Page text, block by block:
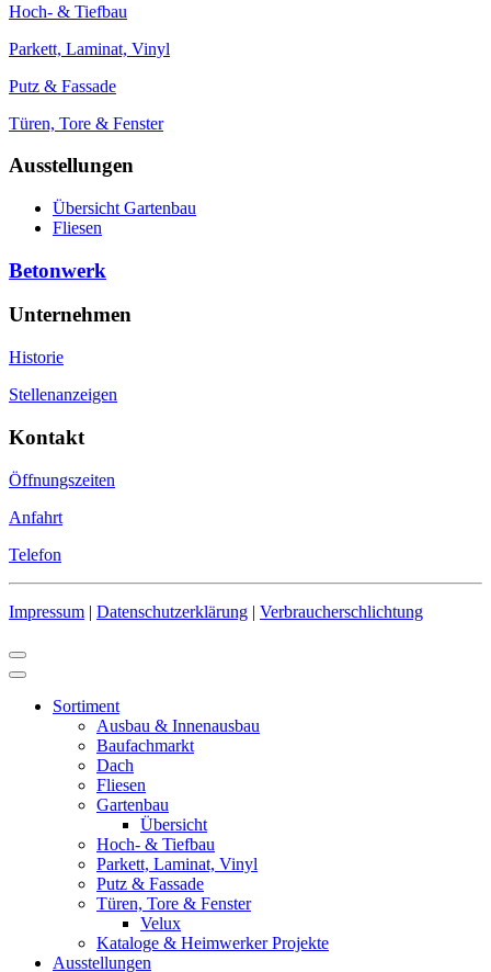
Hoch- & Tiefbau
Parkett, Laminat, Vinyl
Putz & Fassade
Türen, Tore & Fenster
Ausstellungen
Übersicht Gartenbau
Fliesen
Betonwerk
Unternehmen
Historie
Stellenanzeigen
Kontakt
Öffnungszeiten
Anfahrt
Telefon
Impressum | Datenschutzerklärung | Verbraucherschlichtung
Sortiment
Ausbau & Innenausbau
Baufachmarkt
Dach
Fliesen
Gartenbau
Übersicht
Hoch- & Tiefbau
Parkett, Laminat, Vinyl
Putz & Fassade
Türen, Tore & Fenster
Velux
Kataloge & Heimwerker Projekte
Ausstellungen